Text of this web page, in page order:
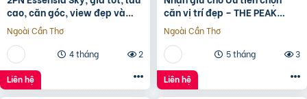
cao, căn góc, view đẹp và
thoáng giá chỉ 6 tỷ 780 chưa
KPBTthích hợp
Ngoài Cần Thơ
4 tháng
2
Liên hệ
căn vị trí đẹp – THE PEAK
GARDEN của Hưng Lộc Phát
Ngoài Cần Thơ
5 tháng
3
Liên hệ